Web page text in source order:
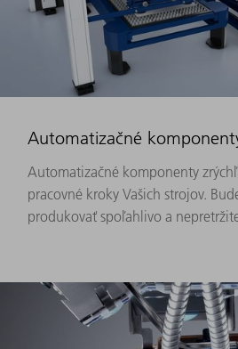
Automatizačné
Automatizačné komponenty
pracovné kroky Vašich strojov.
produkovať spoľahlivo a